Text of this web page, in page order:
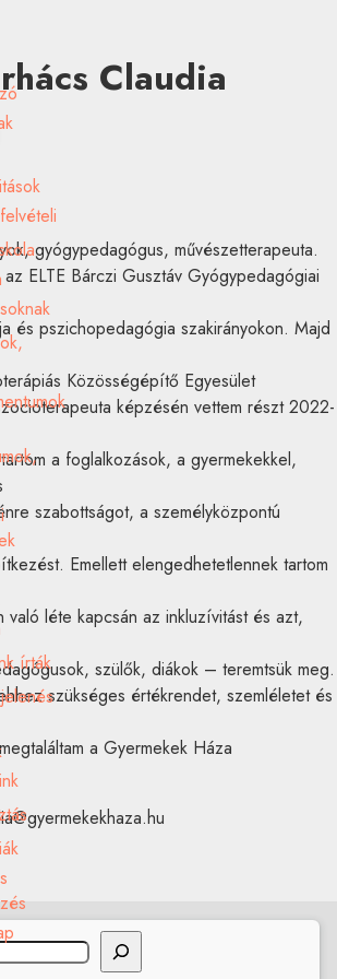
írták
Claudia
gyógypedagógus, művészetterapeuta.
az ELTE Bárczi Gusztáv Gyógypedagógiai
és pszichopedagógia szakirányokon. Majd
Közösségépítő Egyesület
képzésén vettem részt 2022-
tartom a foglalkozások, a gyermekekkel,
szabottságot, a személyközpontú
Emellett elengedhetetlennek tartom
való léte kapcsán az inkluzívitást és azt,
szülők, diákok – teremtsük meg.
szükséges értékrendet, szemléletet és
a Gyermekek Háza